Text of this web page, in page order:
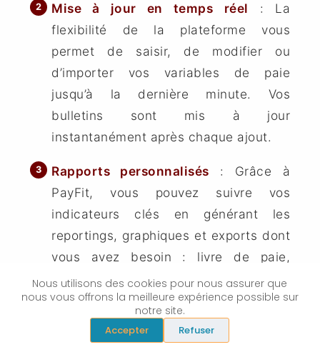
Nous utilisons des cookies pour nous assurer que
nous vous offrons la meilleure expérience possible sur
notre site.
Accepter Refuser
Mise à jour en temps réel : La
flexibilité de la plateforme vous
permet de saisir, de modifier ou
d’importer vos variables de paie
jusqu’à la dernière minute. Vos
bulletins sont mis à jour
instantanément après chaque ajout.
Rapports personnalisés : Grâce à
PayFit, vous pouvez suivre vos
indicateurs clés en générant les
reportings, graphiques et exports dont
vous avez besoin : livre de paie,
écriture comptable, suivi des charges,
masse salariale, etc.
Documents centralisés: Tous vos